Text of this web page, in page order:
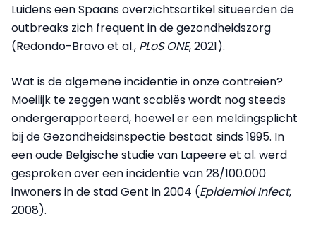
Luidens een Spaans overzichtsartikel situeerden de
outbreaks zich frequent in de gezondheidszorg
(Redondo-Bravo et al., PLoS ONE, 2021).
Wat is de algemene incidentie in onze contreien?
Moeilijk te zeggen want scabiës wordt nog steeds
ondergerapporteerd, hoewel er een meldingsplicht
bij de Gezondheidsinspectie bestaat sinds 1995. In
een oude Belgische studie van Lapeere et al. werd
gesproken over een incidentie van 28/100.000
inwoners in de stad Gent in 2004 (Epidemiol Infect,
2008).